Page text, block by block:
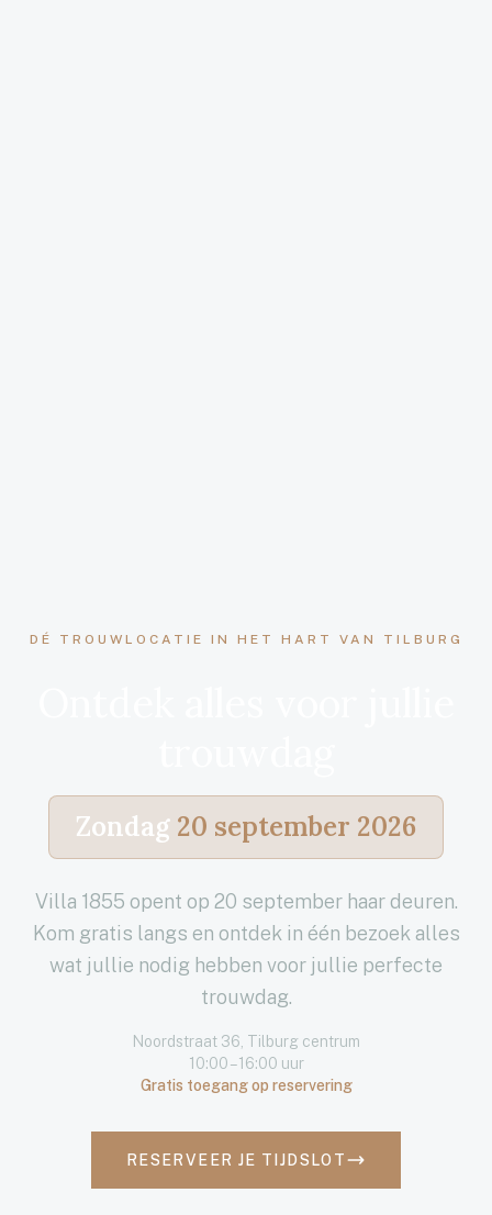
DÉ TROUWLOCATIE IN HET HART VAN TILBURG
Zondag 20 september 2026
Villa 1855 opent op 20 september haar deuren.
Kom gratis langs en ontdek in één bezoek alles
wat jullie nodig hebben voor jullie perfecte
trouwdag.
Noordstraat 36, Tilburg centrum
10:00 – 16:00 uur
Gratis toegang op reservering
RESERVEER JE TIJDSLOT